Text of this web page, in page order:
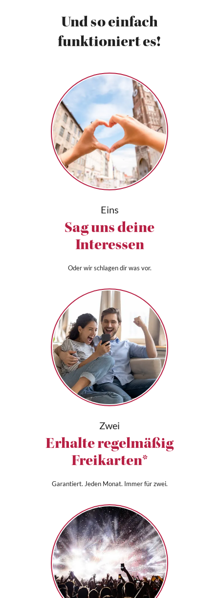
Und so einfach
funktioniert es!
Eins
Sag uns deine
Interessen
Oder wir schlagen dir was vor.
Zwei
Erhalte regelmäßig
Freikarten*
Garantiert. Jeden Monat. Immer für zwei.